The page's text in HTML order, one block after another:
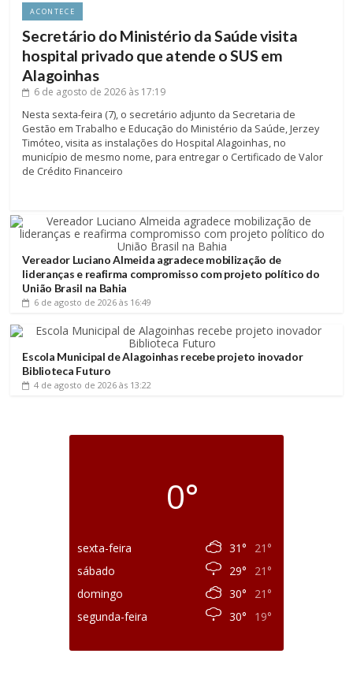
ACONTECE
Secretário do Ministério da Saúde visita
hospital privado que atende o SUS em
Alagoinhas
6 de agosto de 2026 às 17:19
Nesta sexta-feira (7), o secretário adjunto da Secretaria de
Gestão em Trabalho e Educação do Ministério da Saúde, Jerzey
Timóteo, visita as instalações do Hospital Alagoinhas, no
município de mesmo nome, para entregar o Certificado de Valor
de Crédito Financeiro
Vereador Luciano Almeida agradece mobilização de
lideranças e reafirma compromisso com projeto político do
União Brasil na Bahia
6 de agosto de 2026 às 16:49
Escola Municipal de Alagoinhas recebe projeto inovador
Biblioteca Futuro
4 de agosto de 2026 às 13:22
0°
sexta-feira 31°
21°
sábado
29°
21°
domingo
30°
21°
segunda-feira
30° 19°